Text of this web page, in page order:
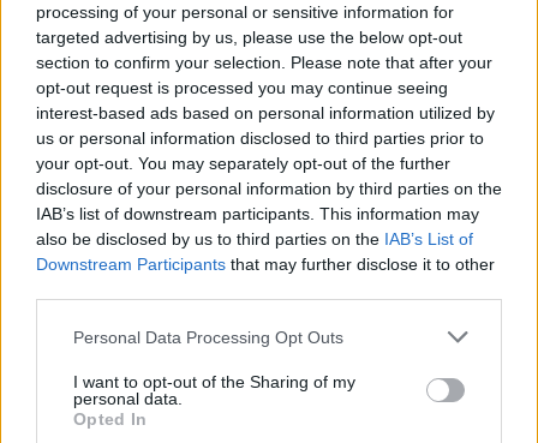
processing of your personal or sensitive information for
targeted advertising by us, please use the below opt-out
section to confirm your selection. Please note that after your
opt-out request is processed you may continue seeing
interest-based ads based on personal information utilized by
us or personal information disclosed to third parties prior to
your opt-out. You may separately opt-out of the further
disclosure of your personal information by third parties on the
IAB’s list of downstream participants. This information may
also be disclosed by us to third parties on the IAB’s List of
Downstream Participants that may further disclose it to other
Please note that this website/app uses one or more Google
not limited to your visit or usage behaviour. You may click to
grant or deny consent to Google and its third-party tags to
use your data for below specified purposes in below Google
Personal Data Processing Opt Outs
I want to opt-out of the Sharing of my
personal data.
Opted In
WEARABLE
TV